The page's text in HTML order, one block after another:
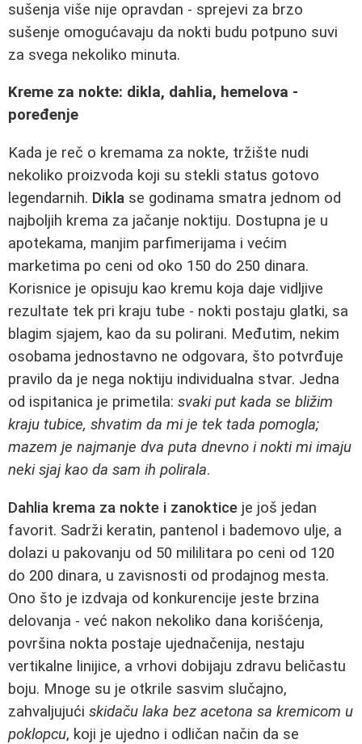
sušenja više nije opravdan - sprejevi za brzo
sušenje omogućavaju da nokti budu potpuno suvi
za svega nekoliko minuta.
Kreme za nokte: dikla, dahlia, hemelova -
poređenje
Kada je reč o kremama za nokte, tržište nudi
nekoliko proizvoda koji su stekli status gotovo
legendarnih. Dikla se godinama smatra jednom od
najboljih krema za jačanje noktiju. Dostupna je u
apotekama, manjim parfimerijama i većim
marketima po ceni od oko 150 do 250 dinara.
Korisnice je opisuju kao kremu koja daje vidljive
rezultate tek pri kraju tube - nokti postaju glatki, sa
blagim sjajem, kao da su polirani. Međutim, nekim
osobama jednostavno ne odgovara, što potvrđuje
pravilo da je nega noktiju individualna stvar. Jedna
od ispitanica je primetila: svaki put kada se bližim
kraju tubice, shvatim da mi je tek tada pomogla;
mazem je najmanje dva puta dnevno i nokti mi imaju
neki sjaj kao da sam ih polirala.
Dahlia krema za nokte i zanoktice je još jedan
favorit. Sadrži keratin, pantenol i bademovo ulje, a
dolazi u pakovanju od 50 mililitara po ceni od 120
do 200 dinara, u zavisnosti od prodajnog mesta.
Ono što je izdvaja od konkurencije jeste brzina
delovanja - već nakon nekoliko dana korišćenja,
površina nokta postaje ujednačenija, nestaju
vertikalne linijice, a vrhovi dobijaju zdravu beličastu
boju. Mnoge su je otkrile sasvim slučajno,
zahvaljujući skidaču laka bez acetona sa kremicom u
poklopcu, koji je ujedno i odličan način da se